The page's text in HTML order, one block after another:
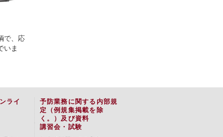
で、応
いま
ライ
予防業務に関する内部規
定（例規集掲載を除
く。）及び資料
講習会・試験